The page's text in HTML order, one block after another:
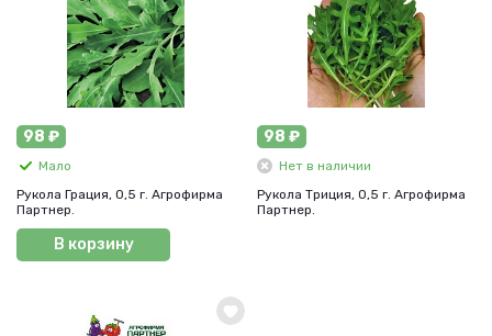
98 ₽
Мало
Рукола Грация, 0,5 г. Агрофирма
Партнер.
В корзину
98 ₽
Нет в наличии
Рукола Триция, 0,5 г. Агрофирма
Партнер.